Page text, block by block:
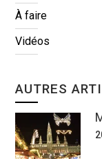
À faire
Vidéos
AUTRES